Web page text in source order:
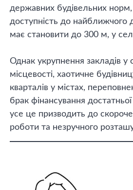
державних будівельних норм,
доступність до найближчого
має становити до 300 м, у
Однак укрупнення закладів у
місцевості, хаотичне
кварталів у містах,
брак фінансування достатньої
усе це призводить до
роботи та незручного